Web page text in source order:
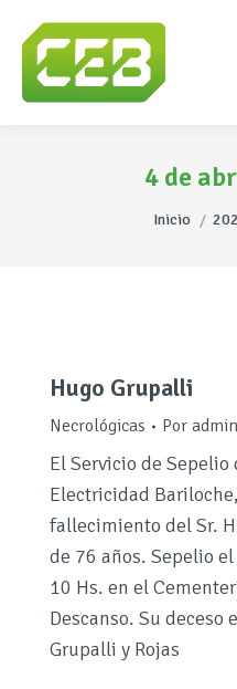
4 de
Estás
Inicio
Hugo Grupalli
Necrológicas Por admin
El Servicio de
Electricidad
fallecimiento del Sr.
de 76 años. Sepelio
10 Hs. en el
Descanso. Su
Grupalli y Rojas